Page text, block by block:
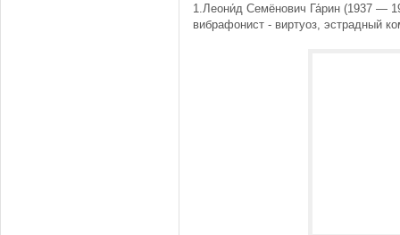
1.Леони́д Семёнович Га́рин (1937 —
вибрафонист - виртуоз, эстрадный